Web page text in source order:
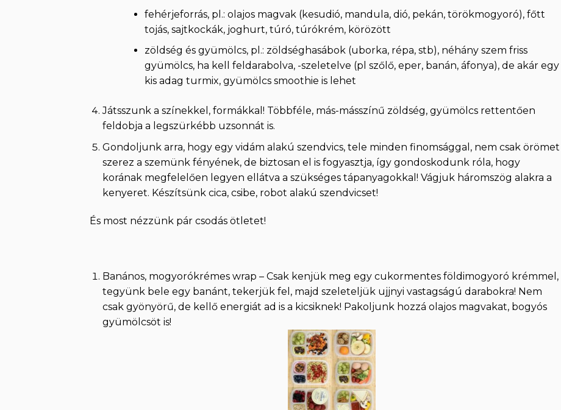
fehérjeforrás, pl.: olajos magvak (kesudió, mandula, dió, pekán, törökmogyoró), főtt
tojás, sajtkockák, joghurt, túró, túrókrém, körözött
zöldség és gyümölcs, pl.: zöldséghasábok (uborka, répa, stb), néhány szem friss
gyümölcs, ha kell feldarabolva, -szeletelve (pl szőlő, eper, banán, áfonya), de akár egy
kis adag turmix, gyümölcs smoothie is lehet
Játsszunk a színekkel, formákkal! Többféle, más-másszínű zöldség, gyümölcs rettentően
feldobja a legszürkébb uzsonnát is.
Gondoljunk arra, hogy egy vidám alakú szendvics, tele minden finomsággal, nem csak örömet
szerez a szemünk fényének, de biztosan el is fogyasztja, így gondoskodunk róla, hogy
korának megfelelően legyen ellátva a szükséges tápanyagokkal! Vágjuk háromszög alakra a
kenyeret. Készítsünk cica, csibe, robot alakú szendvicset!
És most nézzünk pár csodás ötletet!
Banános, mogyorókrémes wrap – Csak kenjük meg egy cukormentes földimogyoró krémmel,
tegyünk bele egy banánt, tekerjük fel, majd szeleteljük ujjnyi vastagságú darabokra! Nem
csak gyönyörű, de kellő energiát ad is a kicsiknek! Pakoljunk hozzá olajos magvakat, bogyós
gyümölcsöt is!